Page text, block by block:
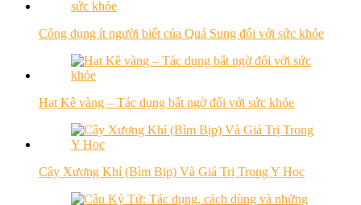
Công dụng ít người biết của Quả Sung đối với sức khỏe
Hạt Kê vàng – Tác dụng bất ngờ đối với sức khỏe
Cây Xương Khỉ (Bìm Bịp) Và Giá Trị Trong Y Học